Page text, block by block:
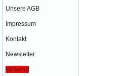
Unsere AGB
Impressum
Kontakt
Newsletter
Widerruf